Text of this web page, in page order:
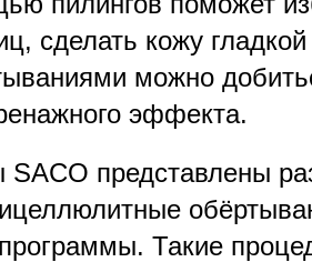
сделать кожу
можно
эффекта.
SACO представлены
Такие